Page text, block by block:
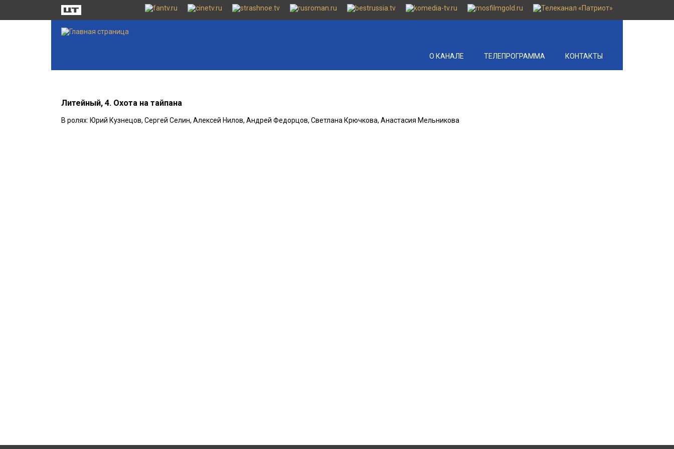
О КАНАЛЕ ТЕЛЕПРОГРАММА КОНТАКТЫ
Литейный, 4. Охота на тайпана
В ролях: Юрий Кузнецов, Сергей Селин, Алексей Нилов, Андрей Федорцов, Светлана Крючкова, Анастасия Мельникова